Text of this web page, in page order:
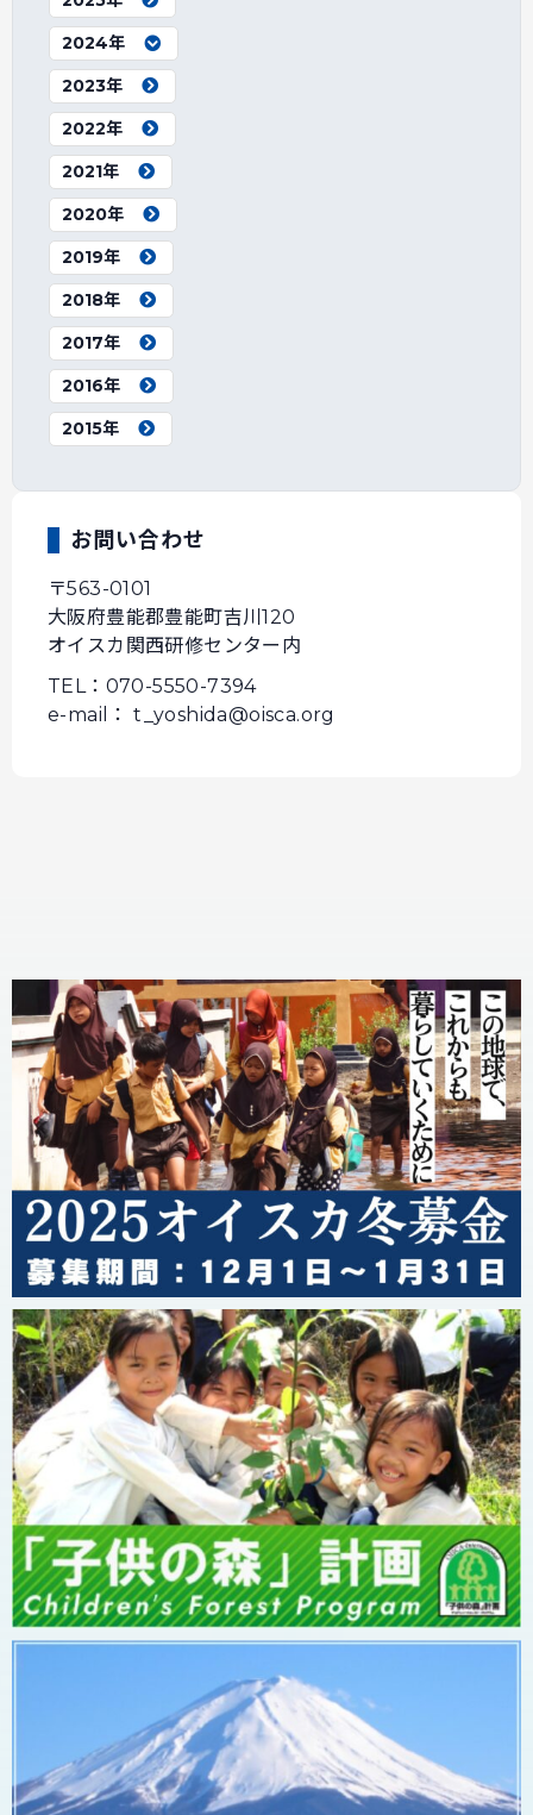
2024年
2023年
2022年
2021年
2020年
2019年
2018年
2017年
2016年
2015年
お問い合わせ
〒563-0101
大阪府豊能郡豊能町吉川120
オイスカ関西研修センター内
TEL：070-5550-7394
e-mail： t_yoshida@oisca.org